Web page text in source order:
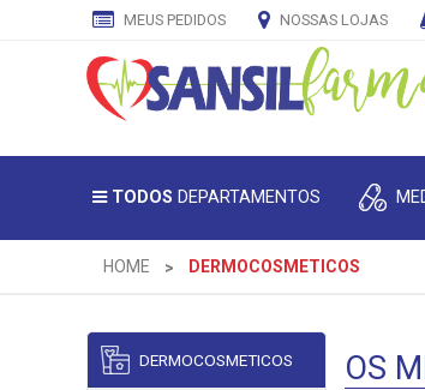
MEUS PEDIDOS NOSSAS LOJAS
TODOS DEPARTAMENTOS
HOME DERMOCOSMETICOS
DERMOCOSMETICOS OS
CADASTRE
SEU
MAIL
E
EXCLUSIVAS.